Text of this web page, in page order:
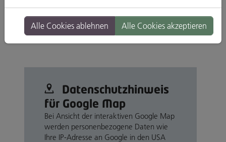
Viereimergasse 2a, 93047 Regensburg
Branche: Restaurants & Gasthäuser
Standort: Altstadt
Datenschutz­hinweis
für Google Map
Bei Ansicht der interaktiven Google Map
werden personenbezogene Daten wie
Ihre IP-Adresse an Google in den USA
Alle Cookies ablehnen Alle Cookies akzeptieren